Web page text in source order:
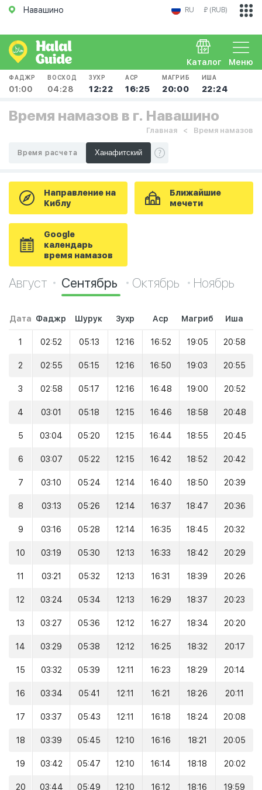
Навашино RU ₽ (RUB)
Меню
Каталог
ФАДЖР
01:00
ВОСХОД
04:28
ЗУХР
12:22
АСР
16:25
МАГРИБ
20:00
ИША
22:24
Время намазов в г. Навашино
Главная Время намазов
Время расчета
Направление на
Киблу
Ближайшие
мечети
Google
календарь
время намазов
Август Сентябрь Октябрь Ноябрь
Дата Фаджр Шурук Зухр Аср Магриб Иша
1 02:52 05:13 12:16 16:52 19:05 20:58
2 02:55 05:15 12:16 16:50 19:03 20:55
3 02:58 05:17 12:16 16:48 19:00 20:52
4 03:01 05:18 12:15 16:46 18:58 20:48
5 03:04 05:20 12:15 16:44 18:55 20:45
6 03:07 05:22 12:15 16:42 18:52 20:42
7 03:10 05:24 12:14 16:40 18:50 20:39
8 03:13 05:26 12:14 16:37 18:47 20:36
9 03:16 05:28 12:14 16:35 18:45 20:32
10 03:19 05:30 12:13 16:33 18:42 20:29
11 03:21 05:32 12:13 16:31 18:39 20:26
12 03:24 05:34 12:13 16:29 18:37 20:23
13 03:27 05:36 12:12 16:27 18:34 20:20
14 03:29 05:38 12:12 16:25 18:32 20:17
15 03:32 05:39 12:11 16:23 18:29 20:14
16 03:34 05:41 12:11 16:21 18:26 20:11
17 03:37 05:43 12:11 16:18 18:24 20:08
18 03:39 05:45 12:10 16:16 18:21 20:05
19 03:42 05:47 12:10 16:14 18:18 20:02
20 03:44 05:49 12:10 16:12 18:16 19:59